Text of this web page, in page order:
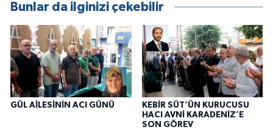
Bunlar da ilginizi çekebilir
GÜL AİLESİNİN ACI GÜNÜ
KEBİR SÜT’ÜN KURUCUSU
HACI AVNİ KARADENİZ’E
SON GÖREV